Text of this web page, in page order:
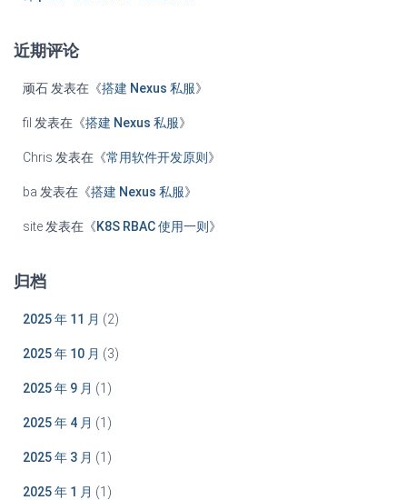
近期评论
顽石 发表在《搭建 Nexus 私服》
fil 发表在《搭建 Nexus 私服》
Chris 发表在《常用软件开发原则 》
ba 发表在《搭建 Nexus 私服》
site 发表在《K8S RBAC 使用一则 》
归档
2025 年 11 月 (2)
2025 年 10 月 (3)
2025 年 9 月 (1)
2025 年 4 月 (1)
2025 年 3 月 (1)
2025 年 1 月 (1)